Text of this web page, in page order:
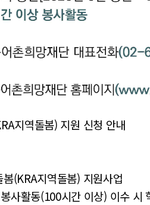
지역돌봄) 지원 신청 안내
(KRA지역돌봄) 지원사업
사활동(100시간 이상) 이수 시